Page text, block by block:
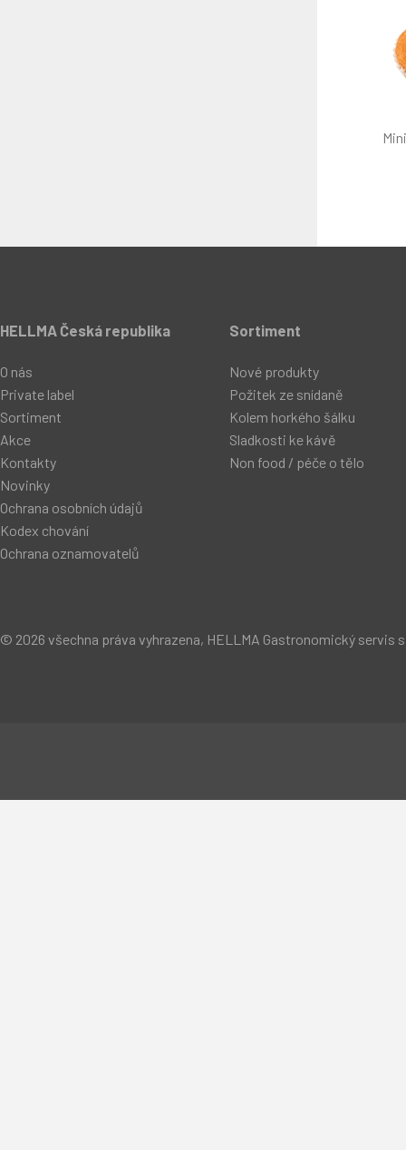
HELLMA Česká republika
O nás
Private label
Sortiment
Akce
Kontakty
Novinky
Ochrana osobních údajů
Kodex chování
Ochrana oznamovatelů
Sortiment
Nové produkty
Požitek ze snídaně
Kolem horkého šálku
Sladkosti ke kávě
Non food / péče o tělo
© 2026 všechna práva vyhrazena, HELLMA Gastronomický servis